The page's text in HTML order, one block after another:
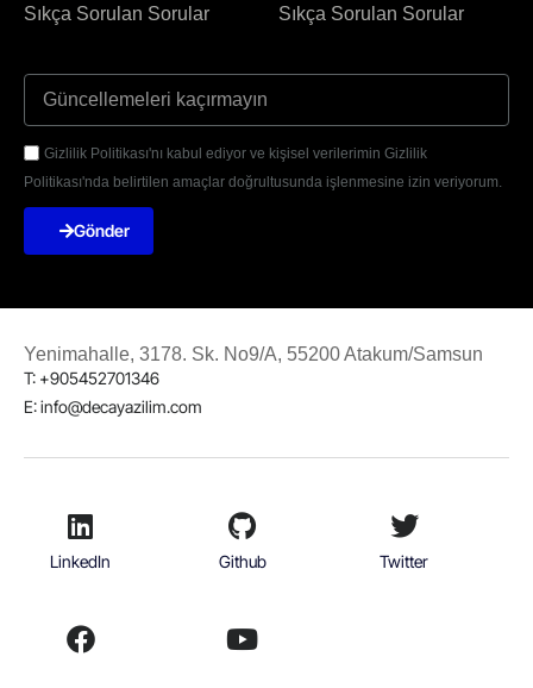
Sıkça Sorulan Sorular
Sıkça Sorulan Sorular
Gizlilik Politikası'nı kabul ediyor ve kişisel verilerimin Gizlilik
Politikası'nda belirtilen amaçlar doğrultusunda işlenmesine izin veriyorum.
Gönder
Yenimahalle, 3178. Sk. No9/A, 55200 Atakum/Samsun
T: +905452701346
E: info@decayazilim.com
LinkedIn Github Twitter